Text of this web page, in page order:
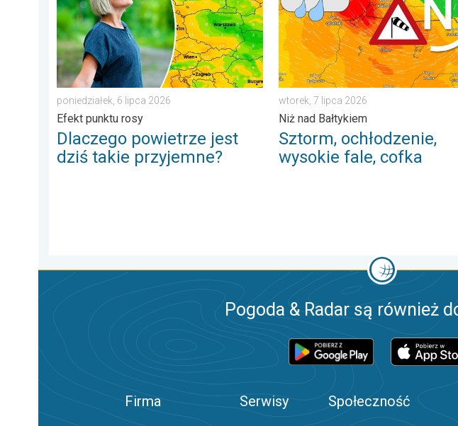
poniedziałek, 6 lipca 2026
Efekt punktu rosy
Dlaczego powietrze jest
dziś takie przyjemne?
wtorek, 7 lipca 2026
Niż nad Bałtykiem
Sztorm, ochłodzenie,
wysokie fale, cofka
Pogoda & Radar są również
Firma Serwisy Społeczność